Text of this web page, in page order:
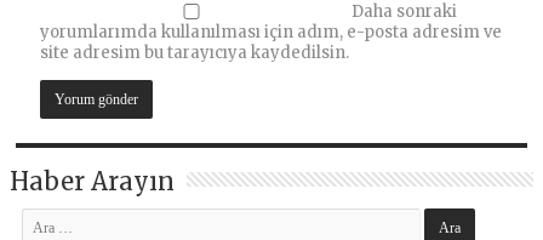
Daha sonraki
yorumlarımda kullanılması için adım, e-posta adresim ve
site adresim bu tarayıcıya kaydedilsin.
Haber Arayın